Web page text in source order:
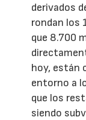
derivados
rondan los
que 8.700
hoy, están
entorno a
que los
siendo